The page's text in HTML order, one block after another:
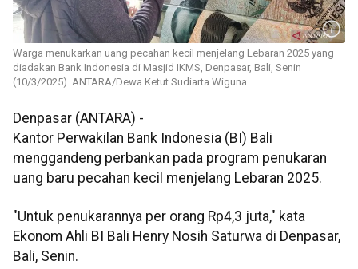
Warga menukarkan uang pecahan kecil menjelang Lebaran 2025 yang
diadakan Bank Indonesia di Masjid IKMS, Denpasar, Bali, Senin
(10/3/2025). ANTARA/Dewa Ketut Sudiarta Wiguna
Denpasar (ANTARA) -
Kantor Perwakilan Bank Indonesia (BI) Bali
menggandeng perbankan pada program penukaran
uang baru pecahan kecil menjelang Lebaran 2025.
"Untuk penukarannya per orang Rp4,3 juta," kata
Ekonom Ahli BI Bali Henry Nosih Saturwa di Denpasar,
Bali, Senin.